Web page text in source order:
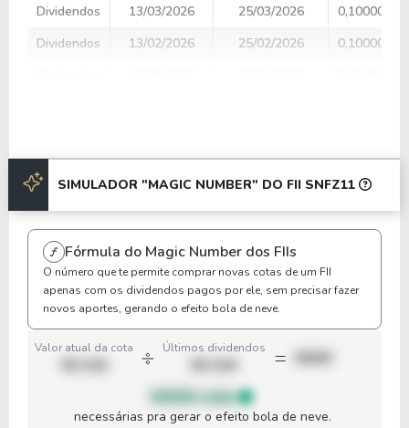
Dividendos
13/03/2026 25/03/2026
0,10000000
Dividendos
13/02/2026 25/02/2026
0,10000000
Dividendos
Anterior Próxima
SIMULADOR "MAGIC NUMBER" DO FII SNFZ11
Fórmula do Magic Number dos FIIs
O número que te permite comprar novas cotas de um FII
apenas com os dividendos pagos por ele, sem precisar fazer
novos aportes, gerando o efeito bola de neve.
Valor atual da cota Últimos dividendos
00000 cotas
necessárias pra gerar o efeito bola de neve.